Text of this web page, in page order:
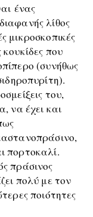
ένας
λίθος
μικροσκοπικές
που
(συνήθως
).
του,
να έχει και
πορτοκαλί.
πράσινος
πολύ με τον
ποιότητες